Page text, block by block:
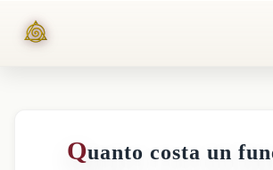
Quanto costa un